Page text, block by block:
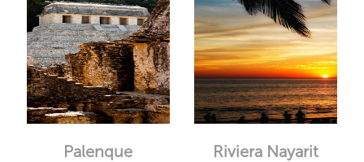
Palenque Riviera Nayarit